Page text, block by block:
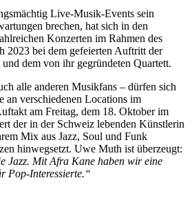
Live-Musik-Events sein
brechen, hat sich in den
Konzerten im Rahmen des
2023 bei dem gefeierten Auftritt der
dem von ihr gegründeten Quartett.
alle anderen Musikfans – dürfen sich
an verschiedenen Locations im
am Freitag, dem 18. Oktober im
der in der Schweiz lebenden Künstlerin
Mix aus Jazz, Soul und Funk
hinwegsetzt. Uwe Muth ist überzeugt:
Jazz. Mit Afra Kane haben wir eine
Pop-Interessierte.“